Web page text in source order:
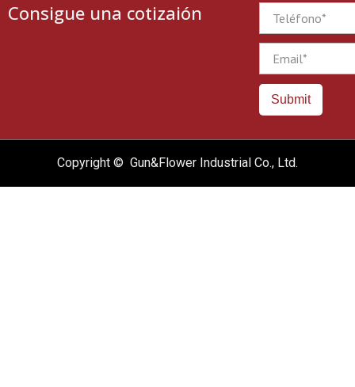
Consigue una cotizaión
Submit
Copyright © Gun&Flower Industrial Co., Ltd.